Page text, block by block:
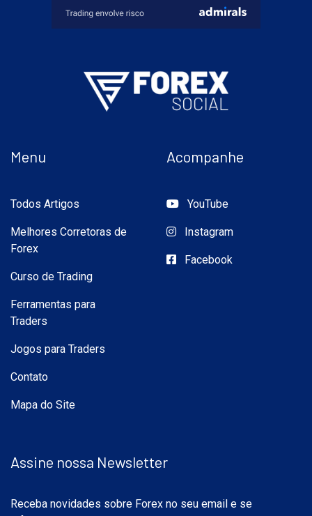
Menu
Todos Artigos
Melhores Corretoras de
Forex
Curso de Trading
Ferramentas para
Traders
Jogos para Traders
Contato
Mapa do Site
Acompanhe
YouTube
Instagram
Facebook
Assine nossa Newsletter
Receba novidades sobre Forex no seu email e se